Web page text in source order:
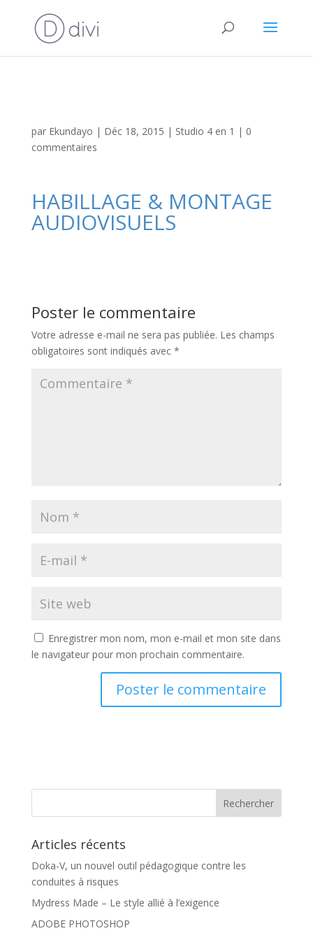
par Ekundayo | Déc 18, 2015 | Studio 4 en 1 | 0
commentaires
HABILLAGE & MONTAGE
AUDIOVISUELS
Poster le commentaire
Votre adresse e-mail ne sera pas publiée. Les champs
obligatoires sont indiqués avec *
Enregistrer mon nom, mon e-mail et mon site dans
le navigateur pour mon prochain commentaire.
Articles récents
Doka-V, un nouvel outil pédagogique contre les
conduites à risques
Mydress Made – Le style allié à l’exigence
ADOBE PHOTOSHOP